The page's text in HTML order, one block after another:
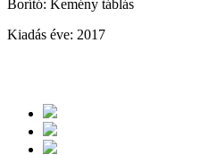
Borító: Kemény táblás
Kiadás éve: 2017